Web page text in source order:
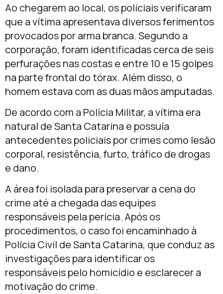
Ao chegarem ao local, os policiais verificaram
que a vítima apresentava diversos ferimentos
provocados por arma branca. Segundo a
corporação, foram identificadas cerca de seis
perfurações nas costas e entre 10 e 15 golpes
na parte frontal do tórax. Além disso, o
homem estava com as duas mãos amputadas.
De acordo com a Polícia Militar, a vítima era
natural de Santa Catarina e possuía
antecedentes policiais por crimes como lesão
corporal, resistência, furto, tráfico de drogas
e dano.
A área foi isolada para preservar a cena do
crime até a chegada das equipes
responsáveis pela perícia. Após os
procedimentos, o caso foi encaminhado à
Polícia Civil de Santa Catarina, que conduz as
investigações para identificar os
responsáveis pelo homicídio e esclarecer a
motivação do crime.